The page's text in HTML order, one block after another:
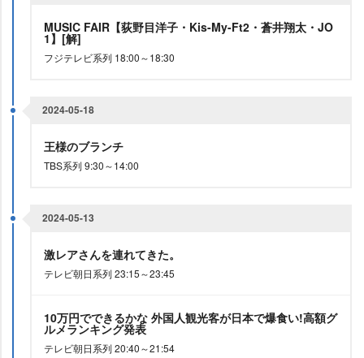
MUSIC FAIR【荻野目洋子・Kis-My-Ft2・蒼井翔太・JO
1】[解]
フジテレビ系列 18:00～18:30
2024-05-18
王様のブランチ
TBS系列 9:30～14:00
2024-05-13
激レアさんを連れてきた。
テレビ朝日系列 23:15～23:45
10万円でできるかな 外国人観光客が日本で爆食い!高額グ
ルメランキング発表
テレビ朝日系列 20:40～21:54